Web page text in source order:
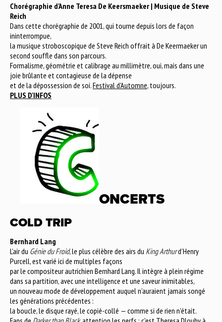
Chorégraphie d'Anne Teresa De Keersmaeker | Musique de Steve
Reich
Dans cette chorégraphie de 2001, qui tourne depuis lors de façon
ininterrompue,
la musique stroboscopique de Steve Reich offrait à De Keermaeker un
second souffle dans son parcours.
Formalisme, géométrie et calibrage au millimètre, oui, mais dans une
joie brûlante et contagieuse de la dépense
et de la dépossession de soi.Festival d'Automne, toujours.
PLUS D'INFOS
ONCERTS
COLD TRIP
Bernhard Lang
L’air du Génie du Froid, le plus célèbre des airs du King Arthurd’Henry
Purcell, est varié ici de multiples façons
par le compositeur autrichien Bernhard Lang. Il intègre à plein régime
dans sa partition, avec une intelligence et une saveur inimitables,
un nouveau mode de développement auquel n’auraient jamais songé
les générations précédentes :
la boucle, le disque rayé, le copié-collé — comme si de rien n’était.